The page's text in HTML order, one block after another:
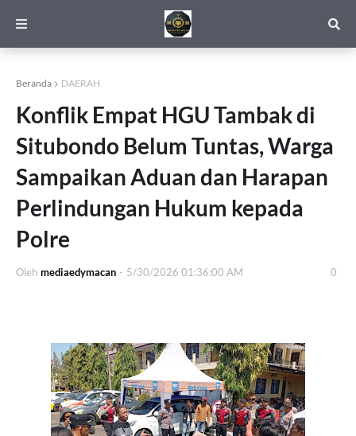
Beranda DAERAH
Konflik Empat HGU Tambak di
Situbondo Belum Tuntas, Warga
Sampaikan Aduan dan Harapan
Perlindungan Hukum kepada
Polre
Oleh mediaedymacan - 5/30/2026 01:36:00 AM 0